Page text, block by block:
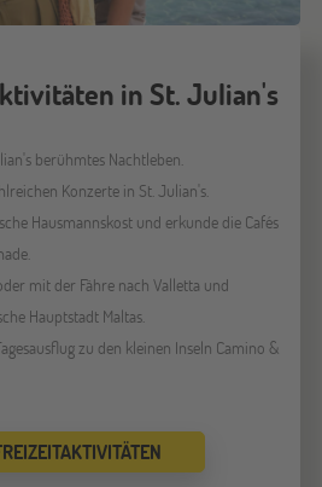
in St. Julian's
berühmtes Nachtleben.
Konzerte in St. Julian's.
Hausmannskost und erkunde die Cafés
mit der Fähre nach Valletta und
Hauptstadt Maltas.
zu den kleinen Inseln Camino &